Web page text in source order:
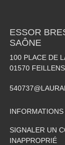
ESSOR
SAÔNE
100 PLACE DE
01570 FEILLENS
SIGNALER UN
INAPPROPRIÉ